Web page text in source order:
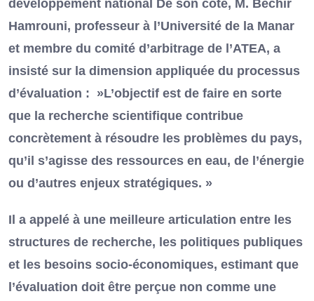
développement national De son côté, M. Béchir
Hamrouni, professeur à l’Université de la Manar
et membre du comité d’arbitrage de l’ATEA, a
insisté sur la dimension appliquée du processus
d’évaluation : »L’objectif est de faire en sorte
que la recherche scientifique contribue
concrètement à résoudre les problèmes du pays,
qu’il s’agisse des ressources en eau, de l’énergie
ou d’autres enjeux stratégiques. »
Il a appelé à une meilleure articulation entre les
structures de recherche, les politiques publiques
et les besoins socio-économiques, estimant que
l’évaluation doit être perçue non comme une